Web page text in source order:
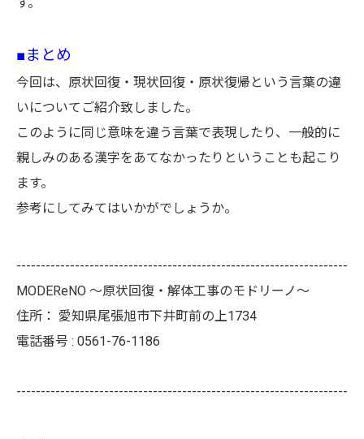
■まとめ
今回は、原状回復・現状回復・原状復帰という言葉の違
いについてご紹介致しました。
このように同じ意味を違う言葉で表現したり、一般的に
親しみのある漢字をあてなかったりということも起こり
ます。
参考にしてみてはいかがでしょうか。
--------------------------------------------------------------------
MODEReNO ～原状回復・解体工事のモドリーノ～
住所： 愛知県尾張旭市下井町前の上1734
電話番号 : 0561-76-1186
--------------------------------------------------------------------